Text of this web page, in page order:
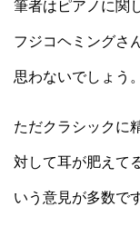
筆者はピアノに関
フジコヘミングさ
思わないでしょう。
ただクラシックに
対して耳が肥えて
いう意見が多数で